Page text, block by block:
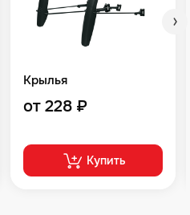
Крылья
от 228 ₽
Купить